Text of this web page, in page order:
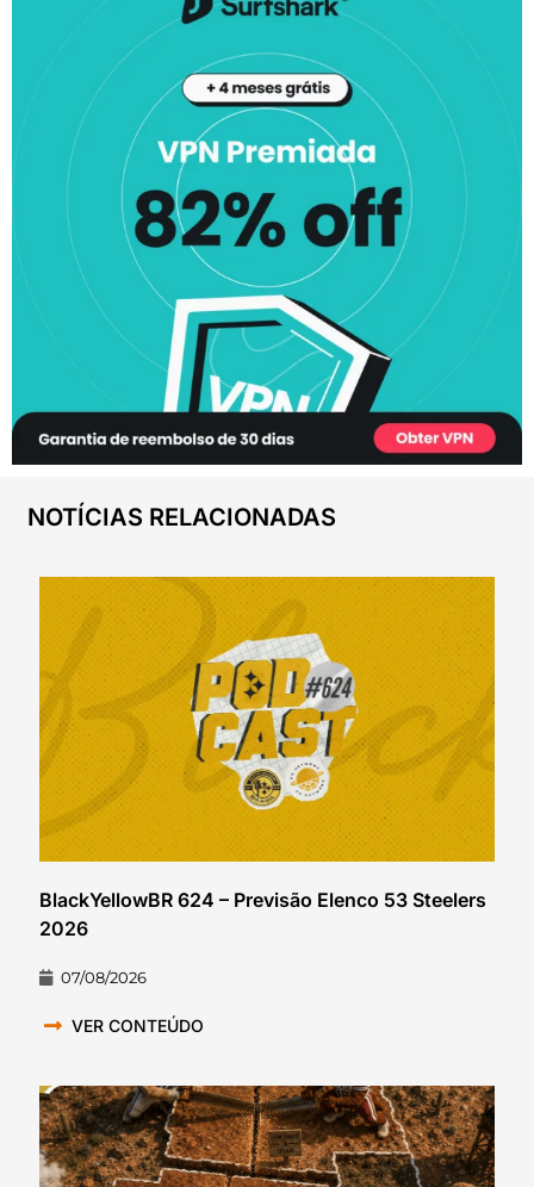
NOTÍCIAS RELACIONADAS
BlackYellowBR 624 – Previsão Elenco 53 Steelers
2026
07/08/2026
VER CONTEÚDO